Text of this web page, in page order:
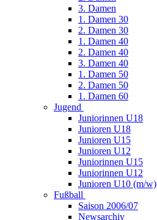
3. Damen
1. Damen 30
2. Damen 30
1. Damen 40
2. Damen 40
3. Damen 40
1. Damen 50
2. Damen 50
1. Damen 60
Jugend
Juniorinnen U18
Junioren U18
Junioren U15
Junioren U12
Juniorinnen U15
Juniorinnen U12
Junioren U10 (m/w)
Fußball
Saison 2006/07
Newsarchiv